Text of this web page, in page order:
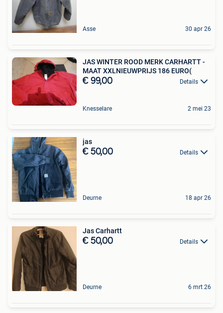
Asse 30 apr 26
JAS WINTER ROOD MERK CARHARTT -
MAAT XXLNIEUWPRIJS 186 EURO(
€ 99,00 Details
Knesselare 2 mei 23
jas
€ 50,00 Details
Deurne 18 apr 26
Jas Carhartt
€ 50,00 Details
Deurne 6 mrt 26